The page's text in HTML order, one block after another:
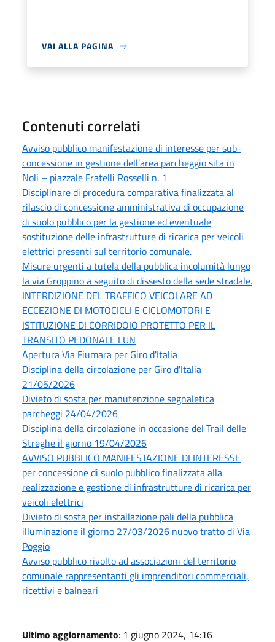
VAI ALLA PAGINA
Contenuti correlati
Avviso pubblico manifestazione di interesse per sub-
concessione in gestione dell’area parcheggio sita in
Noli – piazzale Fratelli Rosselli n. 1
Disciplinare di procedura comparativa finalizzata al
rilascio di concessione amministrativa di occupazione
di suolo pubblico per la gestione ed eventuale
sostituzione delle infrastrutture di ricarica per veicoli
elettrici presenti sul territorio comunale.
Misure urgenti a tutela della pubblica incolumità lungo
la via Groppino a seguito di dissesto della sede stradale.
INTERDIZIONE DEL TRAFFICO VEICOLARE AD
ECCEZIONE DI MOTOCICLI E CICLOMOTORI E
ISTITUZIONE DI CORRIDOIO PROTETTO PER IL
TRANSITO PEDONALE LUN
Apertura Via Fiumara per Giro d'Italia
Disciplina della circolazione per Giro d'Italia
21/05/2026
Divieto di sosta per manutenzione segnaletica
parcheggi 24/04/2026
Disciplina della circolazione in occasione del Trail delle
Streghe il giorno 19/04/2026
AVVISO PUBBLICO MANIFESTAZIONE DI INTERESSE
per concessione di suolo pubblico finalizzata alla
realizzazione e gestione di infrastrutture di ricarica per
veicoli elettrici
Divieto di sosta per installazione pali della pubblica
illuminazione il giorno 27/03/2026 nuovo tratto di Via
Poggio
Avviso pubblico rivolto ad associazioni del territorio
comunale rappresentanti gli imprenditori commerciali,
ricettivi e balneari
Ultimo aggiornamento: 1 giugno 2024, 14:16